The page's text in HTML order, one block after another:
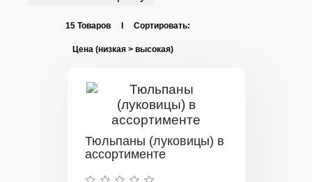
15 Товаров I Сортировать:
Тюльпаны (луковицы) в
ассортименте